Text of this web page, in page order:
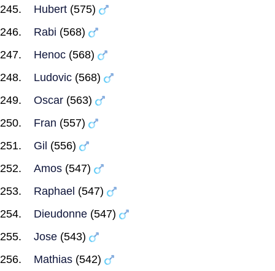
Hubert (575)
Rabi (568)
Henoc (568)
Ludovic (568)
Oscar (563)
Fran (557)
Gil (556)
Amos (547)
Raphael (547)
Dieudonne (547)
Jose (543)
Mathias (542)